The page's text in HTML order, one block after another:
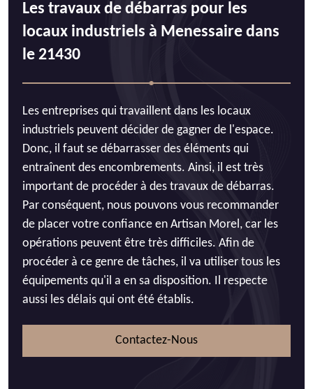
Les travaux de débarras pour les
locaux industriels à Menessaire dans
le 21430
Les entreprises qui travaillent dans les locaux
industriels peuvent décider de gagner de l'espace.
Donc, il faut se débarrasser des éléments qui
entraînent des encombrements. Ainsi, il est très
important de procéder à des travaux de débarras.
Par conséquent, nous pouvons vous recommander
de placer votre confiance en Artisan Morel, car les
opérations peuvent être très difficiles. Afin de
procéder à ce genre de tâches, il va utiliser tous les
équipements qu'il a en sa disposition. Il respecte
aussi les délais qui ont été établis.
Contactez-Nous